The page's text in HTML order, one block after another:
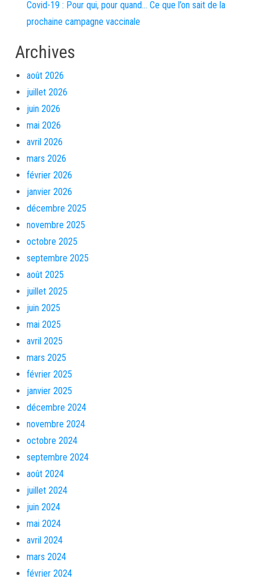
Covid-19 : Pour qui, pour quand… Ce que l’on sait de la
prochaine campagne vaccinale
Archives
août 2026
juillet 2026
juin 2026
mai 2026
avril 2026
mars 2026
février 2026
janvier 2026
décembre 2025
novembre 2025
octobre 2025
septembre 2025
août 2025
juillet 2025
juin 2025
mai 2025
avril 2025
mars 2025
février 2025
janvier 2025
décembre 2024
novembre 2024
octobre 2024
septembre 2024
août 2024
juillet 2024
juin 2024
mai 2024
avril 2024
mars 2024
février 2024